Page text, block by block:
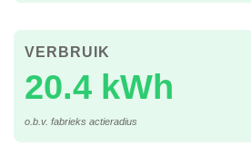
20.4 kWh
VERBRUIK
o.b.v. fabrieks actieradius